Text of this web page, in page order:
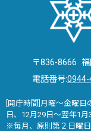
〒836-8666
電話番号:0944-
[開庁時間]月曜～金曜
日、12月29日～翌年1月
※毎月、原則第２日曜